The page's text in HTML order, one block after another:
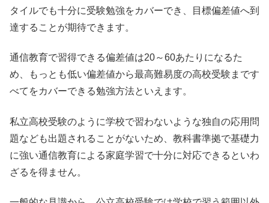
タイルでも十分に受験勉強をカバーでき、目標偏差値へ到
達することが期待できます。
通信教育で習得できる偏差値は20～60あたりになるた
め、もっとも低い偏差値から最高難易度の高校受験まです
べてをカバーできる勉強方法といえます。
私立高校受験のように学校で習わないような独自の応用問
題なども出題されることがないため、教科書準拠で基礎力
に強い通信教育による家庭学習で十分に対応できるといわ
ざるを得ません。